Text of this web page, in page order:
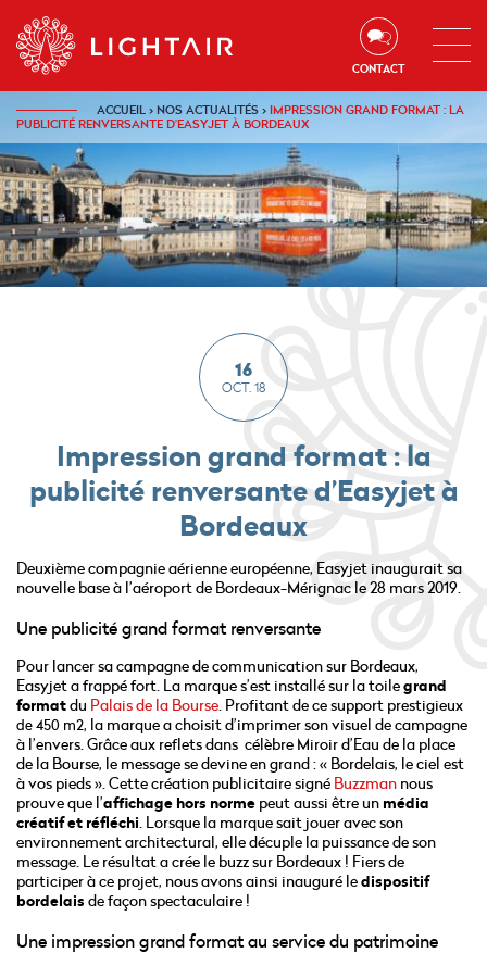
Aller au contenu Aller à la recherche
CONTACT
ACCUEIL›NOS ACTUALITÉS›IMPRESSION GRAND FORMAT : LA
PUBLICITÉ RENVERSANTE D’EASYJET À BORDEAUX
Impression grand format : la
publicité renversante d’Easyjet à
Bordeaux
16
OCT. 18
Deuxième compagnie aérienne européenne, Easyjet inaugurait sa
nouvelle base à l’aéroport de Bordeaux-Mérignac le 28 mars 2019.
Une publicité grand format renversante
Pour lancer sa campagne de communication sur Bordeaux,
Easyjet a frappé fort. La marque s’est installé sur la toilegrand
formatdu Palais de la Bourse. Profitant de ce support prestigieux
de 450 m2, la marque a choisit d’imprimer son visuel de campagne
à l’envers. Grâce aux reflets dans célèbre Miroir d’Eau de la place
de la Bourse, le message se devine en grand : « Bordelais, le ciel est
à vos pieds ». Cette création publicitaire signé Buzzman nous
prouve que l’affichage hors norme peut aussi être un média
créatif et réfléchi. Lorsque la marque sait jouer avec son
environnement architectural, elle décuple la puissance de son
message. Le résultat a crée le buzz sur Bordeaux ! Fiers de
participer à ce projet, nous avons ainsi inauguré ledispositif
bordelaisde façon spectaculaire !
Une impression grand format au service du patrimoine